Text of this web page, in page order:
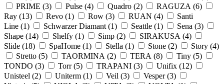
PRIME (3) Pulse (4) Quadro (2) RAGUZA (6)
Ray (13) Revo (1) Row (3) RUAN (4)
Santi
Line (1) Schwarzer Diamant (1) Seattle (1) Sena (3)
Shape (14) Shelfy (1) Simp (2) SIRAKUSA (4)
Slide (18) SpaHome (1) Stella (1) Stone (2) Story (4)
Stretto (5) TAORMINA (2) TERA (8) Tiny (5)
TONDO (3) Torr (5) TRAPANI (3) Unifix (12)
Unisteel (2) Uniterm (1) Veil (3) Vesper (3)